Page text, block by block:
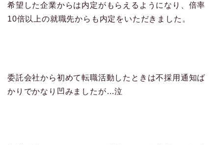
希望した企業からは内定がもらえるようになり、倍率
10倍以上の就職先からも内定をいただきました。
委託会社から初めて転職活動したときは不採用通知ば
かりでかなり凹みましたが…泣